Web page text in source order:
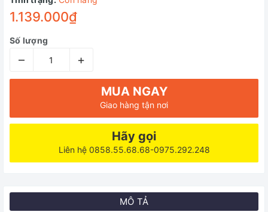
1.139.000₫
Số lượng
– +
MUA NGAY
Giao hàng tận nơi
Hãy gọi
Liên hệ 0858.55.68.68-0975.292.248
MÔ TẢ